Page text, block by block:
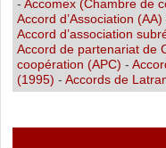
- Accomex (Chambre de
Accord d’Association
Accord d’association
Accord de partenariat de
coopération (APC) -
(1995) - Accords de